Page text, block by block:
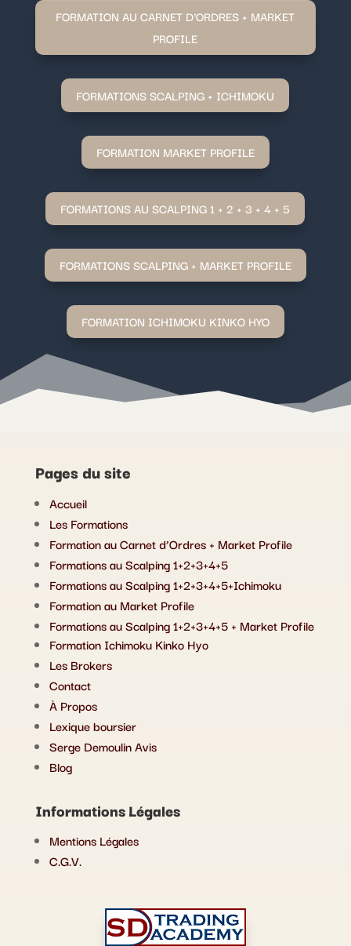
FORMATION AU CARNET D'ORDRES + MARKET
PROFILE
FORMATIONS SCALPING + ICHIMOKU
FORMATION MARKET PROFILE
FORMATIONS AU SCALPING 1 + 2 + 3 + 4 + 5
FORMATIONS SCALPING + MARKET PROFILE
FORMATION ICHIMOKU KINKO HYO
Pages du site
Accueil
Les Formations
Formation au Carnet d’Ordres + Market Profile
Formations au Scalping 1+2+3+4+5
Formations au Scalping 1+2+3+4+5+Ichimoku
Formation au Market Profile
Formations au Scalping 1+2+3+4+5 + Market Profile
Formation Ichimoku Kinko Hyo
Les Brokers
Contact
À Propos
Lexique boursier
Serge Demoulin Avis
Blog
Informations Légales
Mentions Légales
C.G.V.